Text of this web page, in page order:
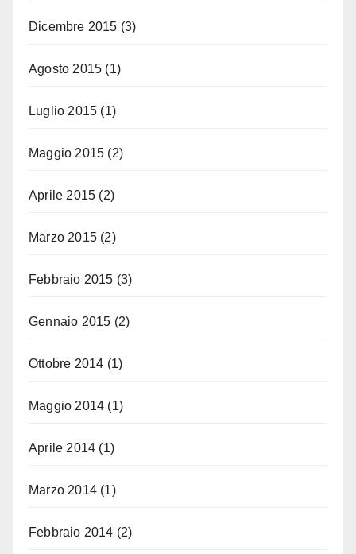
Dicembre 2015 (3)
Agosto 2015 (1)
Luglio 2015 (1)
Maggio 2015 (2)
Aprile 2015 (2)
Marzo 2015 (2)
Febbraio 2015 (3)
Gennaio 2015 (2)
Ottobre 2014 (1)
Maggio 2014 (1)
Aprile 2014 (1)
Marzo 2014 (1)
Febbraio 2014 (2)